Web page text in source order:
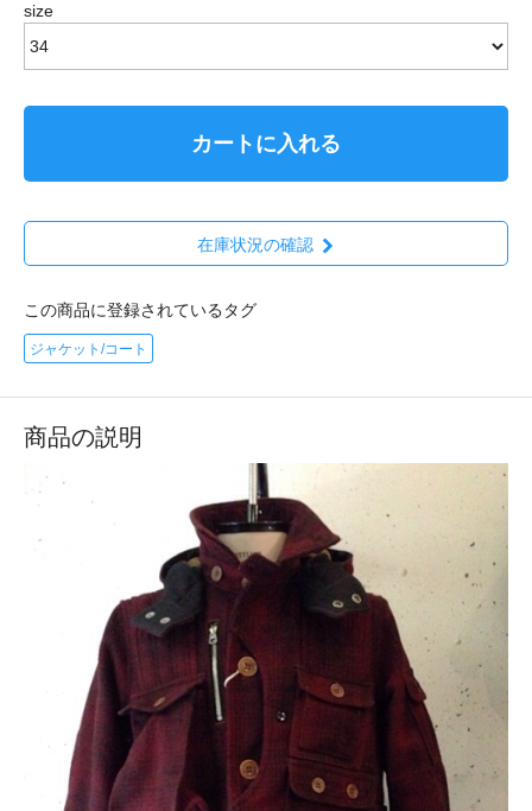
size
カートに入れる
在庫状況の確認
この商品に登録されているタグ
ジャケット/コート
商品の説明